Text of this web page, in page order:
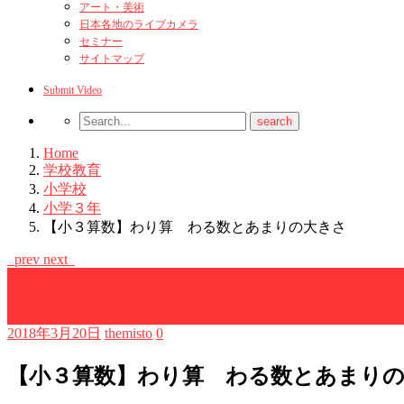
アート・美術
日本各地のライブカメラ
セミナー
サイトマップ
Submit Video
Home
学校教育
小学校
小学３年
【小３算数】わり算 わる数とあまりの大きさ
prev next
2018年3月20日 themisto 0
【小３算数】わり算 わる数とあまり